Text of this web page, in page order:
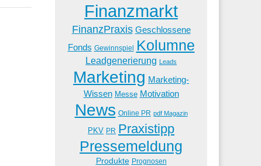
Finanzmarkt
FinanzPraxis Geschlossene
Fonds Gewinnspiel Kolumne
Leadgenerierung Leads
Marketing Marketing-
Wissen Messe Motivation
News Online PR pdf Magazin
PKV PR Praxistipp
Pressemeldung
Produkte Prognosen